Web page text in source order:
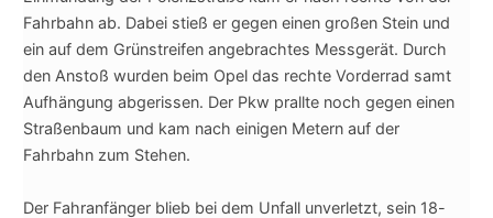
Fahrbahn ab. Dabei stieß er gegen einen großen Stein und
ein auf dem Grünstreifen angebrachtes Messgerät. Durch
den Anstoß wurden beim Opel das rechte Vorderrad samt
Aufhängung abgerissen. Der Pkw prallte noch gegen einen
Straßenbaum und kam nach einigen Metern auf der
Fahrbahn zum Stehen.
Der Fahranfänger blieb bei dem Unfall unverletzt, sein 18-